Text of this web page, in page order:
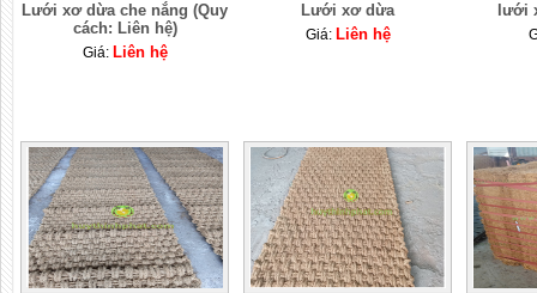
Lưới xơ dừa che nắng (Quy
cách: Liên hệ)
Giá: Liên hệ
Lưới xơ dừa
Giá: Liên hệ
lưới